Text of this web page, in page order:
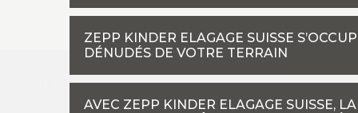
ZEPP KINDER ELAGAGE SUISSE
DÉNUDÉS DE VOTRE TERRAIN
AVEC ZEPP KINDER ELAGAGE SUISSE,